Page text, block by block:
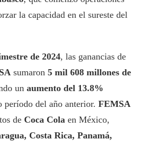
la capacidad en el sureste del
de 2024, las ganancias de
sumaron 5 mil 608 millones de
un aumento del 13.8%
período del año anterior. FEMSA
de Coca Cola en México,
Costa Rica, Panamá,